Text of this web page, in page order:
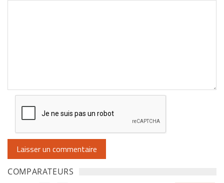
COMPARATEURS